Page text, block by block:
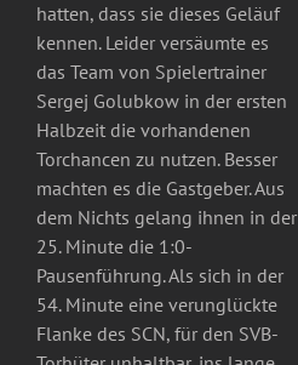
hatten, dass sie dieses Geläuf
kennen. Leider versäumte es
das Team von Spielertrainer
Sergej Golubkow in der ersten
Halbzeit die vorhandenen
Torchancen zu nutzen. Besser
machten es die Gastgeber. Aus
dem Nichts gelang ihnen in der
25. Minute die 1:0-
Pausenführung. Als sich in der
54. Minute eine verunglückte
Flanke des SCN, für den SVB-